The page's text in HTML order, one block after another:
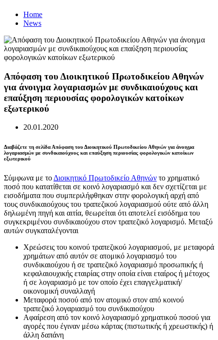
Home
News
Απόφαση του Διοικητικού Πρωτοδικείου Αθηνών
για άνοιγμα λογαριασμών με συνδικαιούχους και
επαύξηση περιουσίας φορολογικών κατοίκων
εξωτερικού
20.01.2020
Διαβάζετε τη σελίδα Απόφαση του Διοικητικού Πρωτοδικείου Αθηνών για άνοιγμα
λογαριασμών με συνδικαιούχους και επαύξηση περιουσίας φορολογικών κατοίκων
εξωτερικού
Σύμφωνα με το Διοικητικό Πρωτοδικείο Αθηνών το χρηματικό
ποσό που κατατίθεται σε κοινό λογαριασμό και δεν σχετίζεται με
εισοδήματα που συμπεριλήφθηκαν στην φορολογική αρχή από
τους συνδικαιούχους του τραπεζικού λογαριασμού ούτε από άλλη
δηλωμένη πηγή και αιτία, θεωρείται ότι αποτελεί εισόδημα του
συγκεκριμένου συνδικαιούχου στον τραπεζικό λογαρισμό. Μεταξύ
αυτών συγκαταλέγονται
Χρεώσεις του κοινού τραπεζικού λογαριασμού, με μεταφορά
χρημάτων από αυτόν σε ατομικό λογαριασμό του
συνδικαιούχου ή σε τραπεζικό λογαριασμό προσωπικής ή
κεφαλαιουχικής εταιρίας στην οποία είναι εταίρος ή μέτοχος
ή σε λογαριασμό με τον οποίο έχει επαγγελματική/
οικονομική συναλλαγή
Μεταφορά ποσού από τον ατομικό στον από κοινού
τραπεζικό λογαριασμό του συνδικαιούχου
Αφαίρεση από τον κοινό λογαριασμό χρηματικού ποσού για
αγορές που έγιναν μέσω κάρτας (πιστωτικής ή χρεωστικής) ή
άλλη δαπάνη